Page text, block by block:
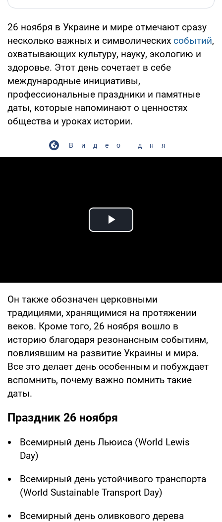
26 ноября в Украине и мире отмечают сразу
несколько важных и символических событий,
охватывающих культуру, науку, экологию и
здоровье. Этот день сочетает в себе
международные инициативы,
профессиональные праздники и памятные
даты, которые напоминают о ценностях
общества и уроках истории.
Видео дня
Play Video
Он также обозначен церковными
традициями, хранящимися на протяжении
веков. Кроме того, 26 ноября вошло в
историю благодаря резонансным событиям,
повлиявшим на развитие Украины и мира.
Все это делает день особенным и побуждает
вспомнить, почему важно помнить такие
даты.
Праздник 26 ноября
Всемирный день Льюиса (World Lewis
Day)
Всемирный день устойчивого транспорта
(World Sustainable Transport Day)
Всемирный день оливкового дерева